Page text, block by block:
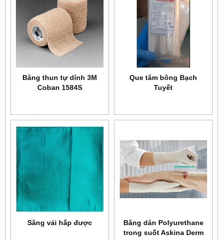
Băng thun tự dính 3M
Coban 1584S
Que tăm bông Bạch
Tuyết
Săng vải hấp được
Băng dán Polyurethane
trong suốt Askina Derm